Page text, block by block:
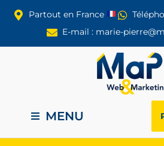
Partout en France
E-mail : marie-
MENU